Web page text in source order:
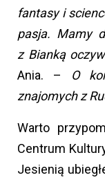
fantasy i
pasja. Mamy
z Bianką
Ania. – O
znajomych z
Warto
Centrum
Jesienią